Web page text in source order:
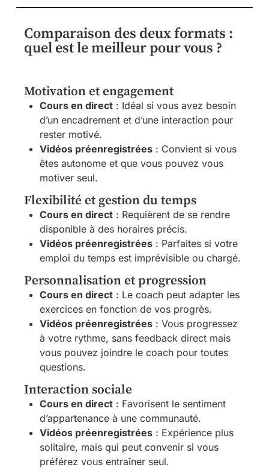
Comparaison des deux formats :
quel est le meilleur pour vous ?
Motivation et engagement
Cours en direct : Idéal si vous avez besoin
d’un encadrement et d’une interaction pour
rester motivé.
Vidéos préenregistrées : Convient si vous
êtes autonome et que vous pouvez vous
motiver seul.
Flexibilité et gestion du temps
Cours en direct : Requièrent de se rendre
disponible à des horaires précis.
Vidéos préenregistrées : Parfaites si votre
emploi du temps est imprévisible ou chargé.
Personnalisation et progression
Cours en direct : Le coach peut adapter les
exercices en fonction de vos progrès.
Vidéos préenregistrées : Vous progressez
à votre rythme, sans feedback direct mais
vous pouvez joindre le coach pour toutes
questions.
Interaction sociale
Cours en direct : Favorisent le sentiment
d’appartenance à une communauté.
Vidéos préenregistrées : Expérience plus
solitaire, mais qui peut convenir si vous
préférez vous entraîner seul.